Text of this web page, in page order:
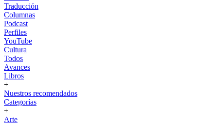
Traducción
Columnas
Podcast
Perfiles
YouTube
Cultura
Todos
Avances
Libros
+
Nuestros recomendados
Categorías
+
Arte